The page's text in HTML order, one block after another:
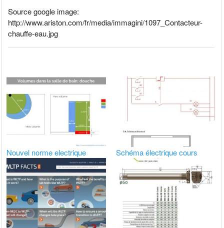
Source google image:
http://www.ariston.com/fr/media/immagini/1097_Contacteur-
chauffe-eau.jpg
Nouvel norme electrique Schéma électrique cours